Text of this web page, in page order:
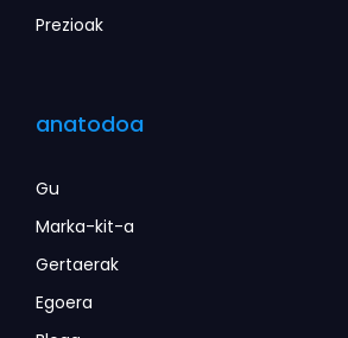
anatodoa
Gu
Marka-kit-a
Gertaerak
Egoera
Prezioak